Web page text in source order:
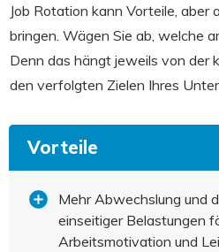
Job Rotation kann Vorteile, aber
bringen. Wägen Sie ab, welche
Denn das hängt jeweils von der
den verfolgten Zielen Ihres
Vorteile
Mehr Abwechslung und
einseitiger Belastungen
Arbeitsmotivation und